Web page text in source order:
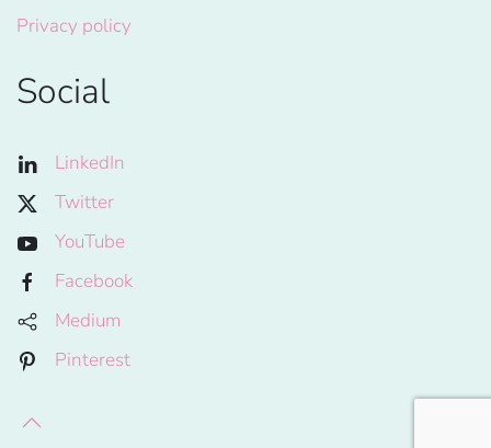
Privacy policy
Social
LinkedIn
Twitter
YouTube
Facebook
Medium
Pinterest